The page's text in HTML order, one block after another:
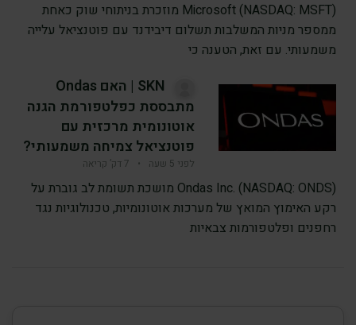
Microsoft (NASDAQ: MSFT) מוזכרת בניתוחי שוק כאחת
ממספר מניות המשלבות תשלום דיבידנד עם פוטנציאל עלייה
משמעותי. עם זאת, הטענה כי
SKN | האם Ondas
מתבססת כפלטפורמת הגנה
אוטונומית מרכזית עם
פוטנציאל צמיחה משמעותי?
לפני 5 שעה • 7 דק’ קריאה
Ondas Inc. (NASDAQ: ONDS) מושכת תשומת לב גוברת על
רקע האימוץ המואץ של מערכות אוטונומיות, טכנולוגיות נגד
רחפנים ופלטפורמות צבאיות